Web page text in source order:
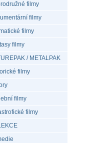
filmy
filmy
filmy
filmy
/ METALPAK
filmy
filmy
filmy